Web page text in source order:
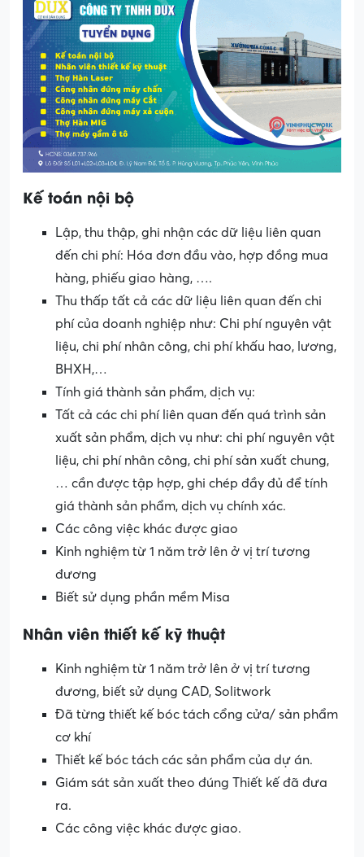
Kế toán nội bộ
Lập, thu thập, ghi nhận các dữ liệu liên quan
đến chi phí: Hóa đơn đầu vào, hợp đồng mua
hàng, phiếu giao hàng, ….
Thu thấp tất cả các dữ liệu liên quan đến chi
phí của doanh nghiệp như: Chi phí nguyên vật
liệu, chi phí nhân công, chi phí khấu hao, lương,
BHXH,…
Tính giá thành sản phẩm, dịch vụ:
Tất cả các chi phí liên quan đến quá trình sản
xuất sản phẩm, dịch vụ như: chi phí nguyên vật
liệu, chi phí nhân công, chi phí sản xuất chung,
… cần được tập hợp, ghi chép đầy đủ để tính
giá thành sản phẩm, dịch vụ chính xác.
Các công việc khác được giao
Kinh nghiệm từ 1 năm trở lên ở vị trí tương
đương
Biết sử dụng phần mềm Misa
Nhân viên thiết kế kỹ thuật
Kinh nghiệm từ 1 năm trở lên ở vị trí tương
đương, biết sử dụng CAD, Solitwork
Đã từng thiết kế bóc tách cổng cửa/ sản phẩm
cơ khí
Thiết kế bóc tách các sản phẩm của dự án.
Giám sát sản xuất theo đúng Thiết kế đã đưa
ra.
Các công việc khác được giao.